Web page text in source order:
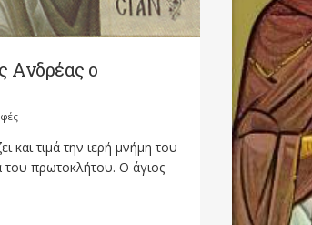
Ανδρέας ο
και τιμά την ιερή μνήμη του
πρωτοκλήτου. Ο άγιος